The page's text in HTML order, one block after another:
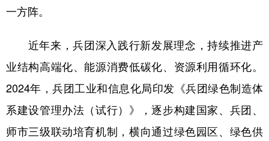
一方阵。
近年来，兵团深入践行新发展理念，持续推进产
业结构高端化、能源消费低碳化、资源利用循环化。
2024年，兵团工业和信息化局印发《兵团绿色制造体
系建设管理办法（试行）》，逐步构建国家、兵团、
师市三级联动培育机制，横向通过绿色园区、绿色供